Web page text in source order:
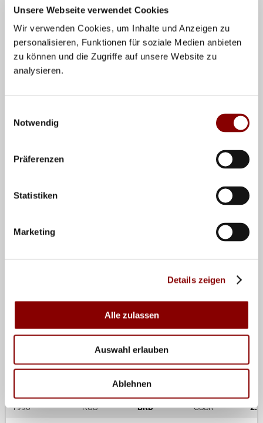
Unsere Webseite verwendet Cookies
Wir verwenden Cookies, um Inhalte und Anzeigen zu
personalisieren, Funktionen für soziale Medien anbieten
zu können und die Zugriffe auf unsere Website zu
analysieren.
Notwendig
Präferenzen
Statistiken
Marketing
Details zeigen
Alle zulassen
Auswahl erlauben
Ablehnen
2008 ITA RUS TUR
2007
2005 RUS
2003 ITA
BLR
BLR
2000 POL
ITA RUS
1995 ITA RUS SVK
RUS CSSR
1990 RUS BRD CSSR 2.